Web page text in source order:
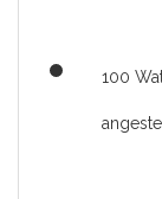
100